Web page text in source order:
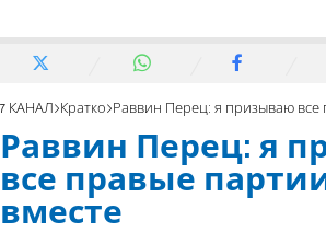
7 КАНАЛ Кратко Раввин Перец: я призываю все правые
Раввин Перец: я
все правые
вместе